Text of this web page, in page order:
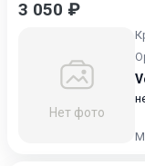
3 050 ₽
Нет фото